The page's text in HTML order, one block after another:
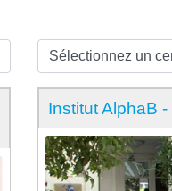
Institut AlphaB -